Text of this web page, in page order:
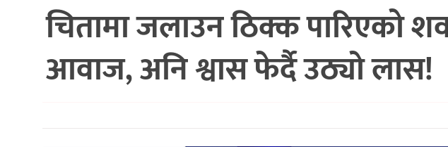
अन्तर्वार्ता
रोचक
चितामा जलाउन ठिक्क पारिएको
आवाज, अनि श्वास फेर्दै उठ्यो लास!